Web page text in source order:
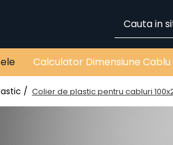
Calculator Dimensiune Cablu
/ Colier de plastic pentru cabluri